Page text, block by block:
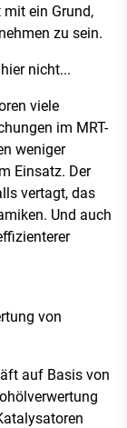
ein Grund,
zu sein.
nicht...
viele
im MRT-
weniger
Einsatz. Der
vertagt, das
Und auch
von
auf Basis von